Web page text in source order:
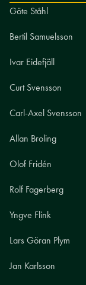
Göte Ståhl
Bertil Samuelsson
Ivar Eidefjäll
Curt Svensson
Carl-Axel Svensson
Allan Broling
Olof Fridén
Rolf Fagerberg
Yngve Flink
Lars Göran Plym
Jan Karlsson